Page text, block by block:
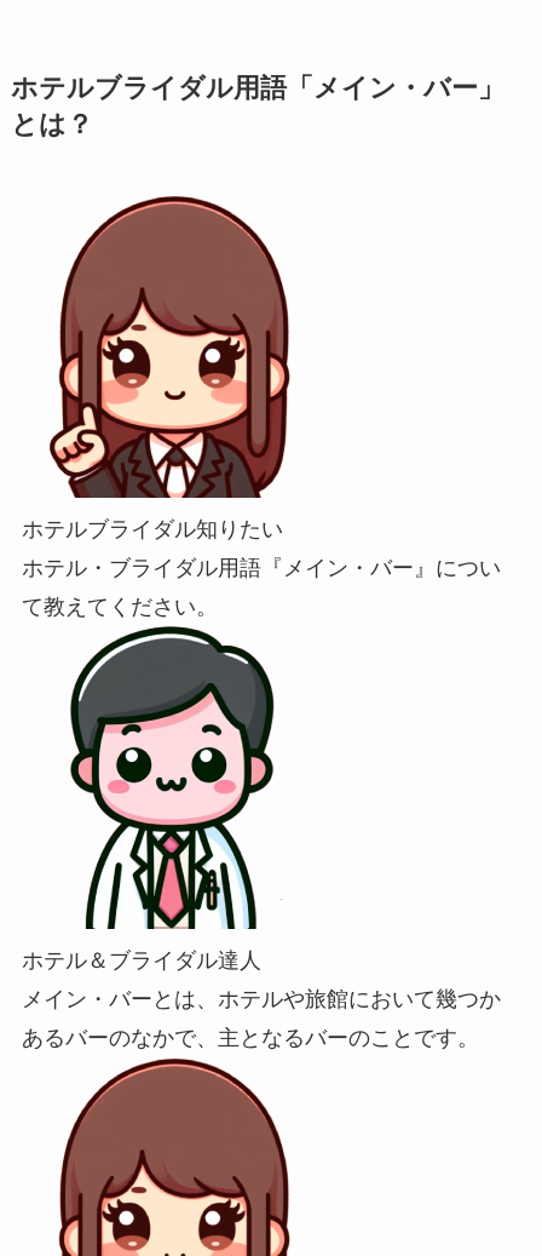
ホテルブライダル用語「メイン・バー」
とは？
ホテルブライダル知りたい
ホテル・ブライダル用語『メイン・バー』につい
て教えてください。
ホテル＆ブライダル達人
メイン・バーとは、ホテルや旅館において幾つか
あるバーのなかで、主となるバーのことです。